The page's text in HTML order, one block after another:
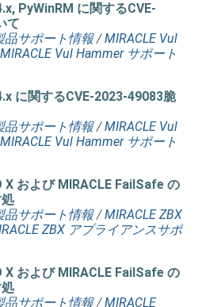
PyWinRM に関するCVE-
て
品サポート情報 /MIRACLE Vul
MIRACLE Vul Hammer サポート
に関するCVE-2023-49083脆
品サポート情報 /MIRACLE Vul
MIRACLE Vul Hammer サポート
X および MIRACLE FailSafe の
品サポート情報 /MIRACLE ZBX
ZBX アプライアンスサポ
X および MIRACLE FailSafe の
品サポート情報 /MIRACLE